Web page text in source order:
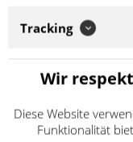
Verschleißteilen für
Unternehmen hat
8,50 € *
Inhalt:1
inkl. MwSt.zzgl.
Tracking
Wir
Diese Website
Funktionalität